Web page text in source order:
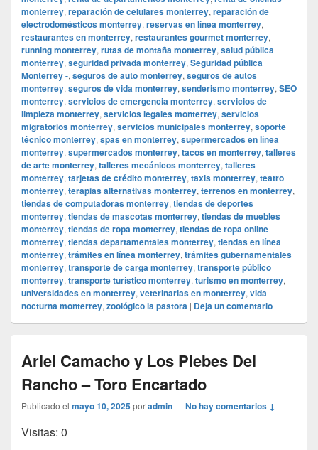
monterrey, reparación de celulares monterrey, reparación de
electrodomésticos monterrey, reservas en línea monterrey,
restaurantes en monterrey, restaurantes gourmet monterrey,
running monterrey, rutas de montaña monterrey, salud pública
monterrey, seguridad privada monterrey, Seguridad pública
Monterrey -, seguros de auto monterrey, seguros de autos
monterrey, seguros de vida monterrey, senderismo monterrey, SEO
monterrey, servicios de emergencia monterrey, servicios de
limpieza monterrey, servicios legales monterrey, servicios
migratorios monterrey, servicios municipales monterrey, soporte
técnico monterrey, spas en monterrey, supermercados en línea
monterrey, supermercados monterrey, tacos en monterrey, talleres
de arte monterrey, talleres mecánicos monterrey, talleres
monterrey, tarjetas de crédito monterrey, taxis monterrey, teatro
monterrey, terapias alternativas monterrey, terrenos en monterrey,
tiendas de computadoras monterrey, tiendas de deportes
monterrey, tiendas de mascotas monterrey, tiendas de muebles
monterrey, tiendas de ropa monterrey, tiendas de ropa online
monterrey, tiendas departamentales monterrey, tiendas en línea
monterrey, trámites en línea monterrey, trámites gubernamentales
monterrey, transporte de carga monterrey, transporte público
monterrey, transporte turístico monterrey, turismo en monterrey,
universidades en monterrey, veterinarias en monterrey, vida
nocturna monterrey, zoológico la pastora | Deja un comentario
Ariel Camacho y Los Plebes Del
Rancho – Toro Encartado
Publicado el mayo 10, 2025poradmin—No hay comentarios ↓
Visitas: 0